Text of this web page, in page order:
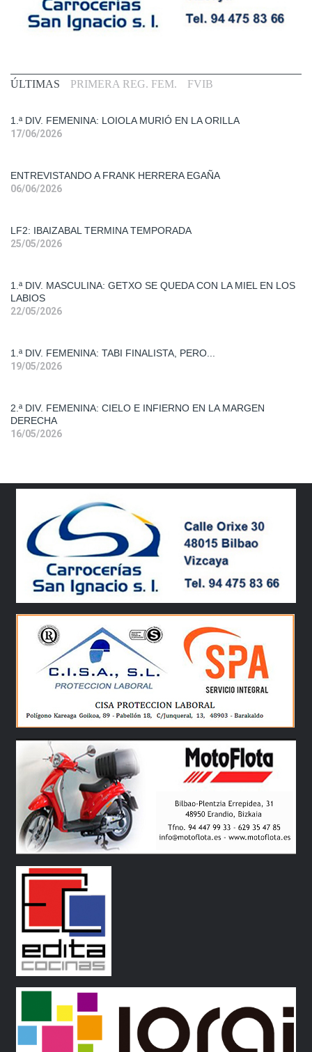
ÚLTIMAS PRIMERA REG. FEM. FVIB
Div.
1.ª DIV. FEMENINA: LOIOLA MURIÓ EN LA ORILLA
17/06/2026
ENTREVISTANDO A FRANK HERRERA EGAÑA
06/06/2026
Liga
Femenina
LF2: IBAIZABAL TERMINA TEMPORADA
25/05/2026
Primera
Div.
1.ª DIV. MASCULINA: GETXO SE QUEDA CON LA MIEL EN LOS
LABIOS
22/05/2026
Primera
Div.
1.ª DIV. FEMENINA: TABI FINALISTA, PERO...
19/05/2026
Segunda
2.ª DIV. FEMENINA: CIELO E INFIERNO EN LA MARGEN
DERECHA
16/05/2026